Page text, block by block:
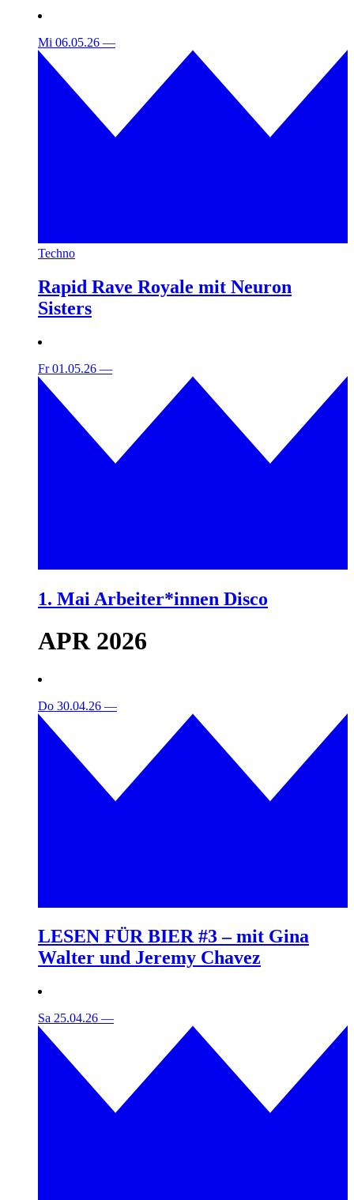
Mi 06.05.26 —
Techno
Rapid Rave Royale mit Neuron
Sisters
Fr 01.05.26 —
1. Mai Arbeiter*innen Disco
APR 2026
Do 30.04.26 —
LESEN FÜR BIER #3 – mit Gina
Walter und Jeremy Chavez
Sa 25.04.26 —